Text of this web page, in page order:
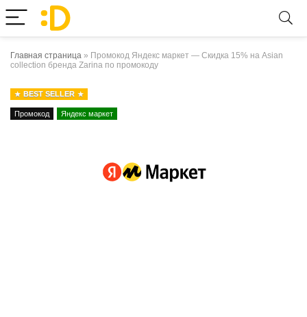
Главная страница » Промокод Яндекс маркет — Скидка 15% на Asian
collection бренда Zarina по промокоду
BEST SELLER
Промокод Яндекс маркет